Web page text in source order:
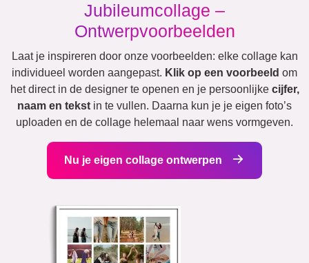
Jubileumcollage –
Ontwerpvoorbeelden
Laat je inspireren door onze voorbeelden: elke collage kan
individueel worden aangepast. Klik op een voorbeeld om
het direct in de designer te openen en je persoonlijke cijfer,
naam en tekst in te vullen. Daarna kun je je eigen foto’s
uploaden en de collage helemaal naar wens vormgeven.
Nu je eigen collage ontwerpen